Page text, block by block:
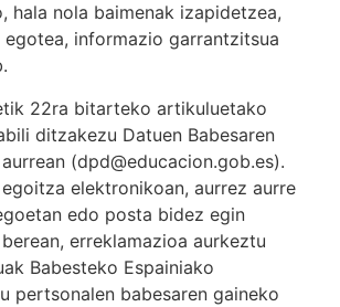
hala nola baimenak izapidetzea,
egotea, informazio garrantzitsua
22ra bitarteko artikuluetako
ditzakezu Datuen Babesaren
(dpd@educacion.gob.es).
elektronikoan, aurrez aurre
edo posta bidez egin
erreklamazioa aurkeztu
Babesteko Espainiako
pertsonalen babesaren gaineko